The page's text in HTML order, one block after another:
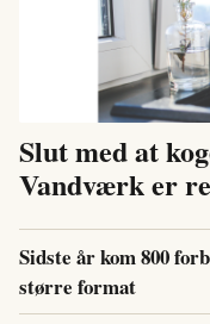
Slut med at
Vandværk er
Sidste år kom 800
større format